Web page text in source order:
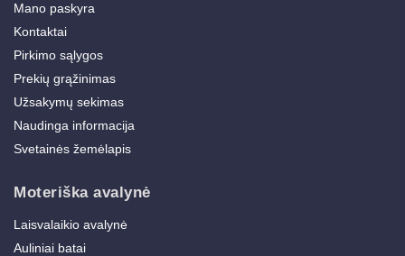
Mano paskyra
Kontaktai
Pirkimo sąlygos
Prekių grąžinimas
Užsakymų sekimas
Naudinga informacija
Svetainės žemėlapis
Moteriška avalynė
Laisvalaikio avalynė
Auliniai batai